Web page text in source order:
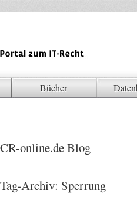
Bücher
CR-online.de Blog
Tag-Archiv: Sperrung